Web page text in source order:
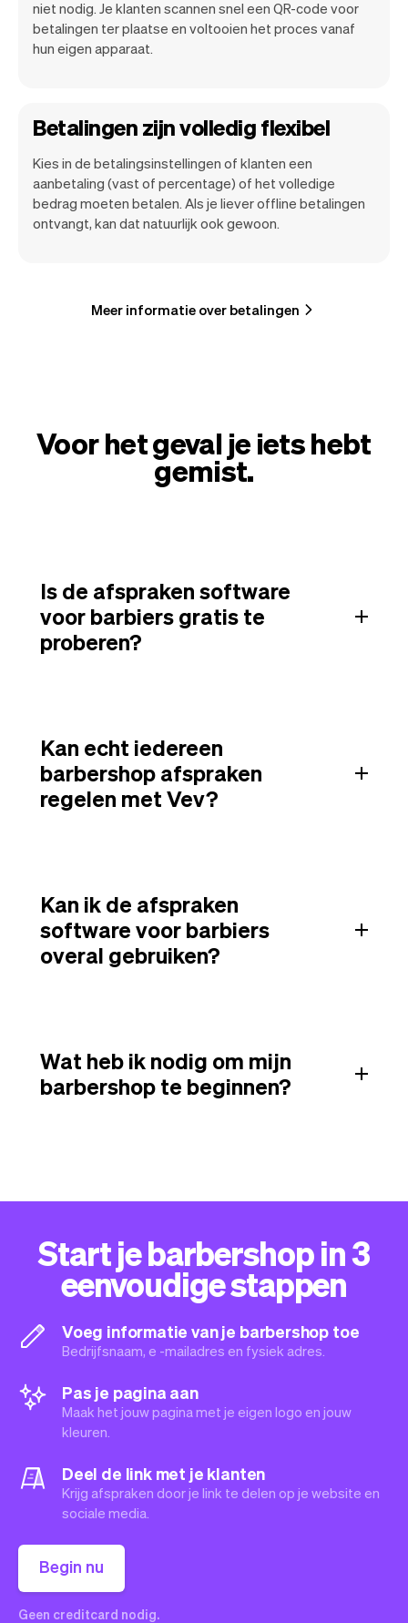
niet nodig. Je klanten scannen snel een QR-code voor
betalingen ter plaatse en voltooien het proces vanaf
hun eigen apparaat.
Betalingen zijn volledig flexibel
Kies in de betalingsinstellingen of klanten een
aanbetaling (vast of percentage) of het volledige
bedrag moeten betalen. Als je liever offline betalingen
ontvangt, kan dat natuurlijk ook gewoon.
Meer informatie over betalingen
Voor het geval je iets hebt
gemist.
Is de afspraken software
voor barbiers gratis te
proberen?
Kan echt iedereen
barbershop afspraken
regelen met Vev?
Kan ik de afspraken
software voor barbiers
overal gebruiken?
Wat heb ik nodig om mijn
barbershop te beginnen?
Start je barbershop in 3
eenvoudige stappen
Voeg informatie van je barbershop toe
Bedrijfsnaam, e -mailadres en fysiek adres.
Pas je pagina aan
Maak het jouw pagina met je eigen logo en jouw
kleuren.
Deel de link met je klanten
Krijg afspraken door je link te delen op je website en
sociale media.
Begin nu
Geen creditcard nodig.